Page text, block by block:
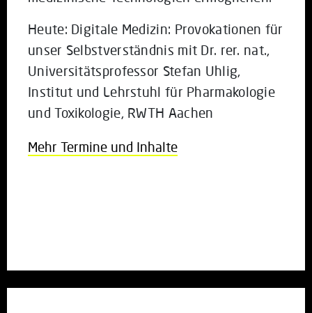
Heute: Digitale Medizin: Provokationen für
unser Selbstverständnis mit Dr. rer. nat.,
Universitätsprofessor Stefan Uhlig,
Institut und Lehrstuhl für Pharmakologie
und Toxikologie, RWTH Aachen
Mehr Termine und Inhalte